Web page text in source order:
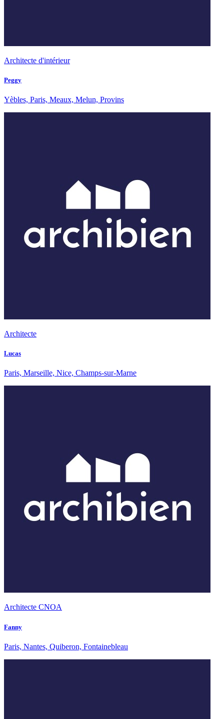
Architecte d'intérieur
Peggy
Yèbles, Paris, Meaux, Melun, Provins
Architecte
Lucas
Paris, Marseille, Nice, Champs-sur-Marne
Architecte CNOA
Fanny
Paris, Nantes, Quiberon, Fontainebleau